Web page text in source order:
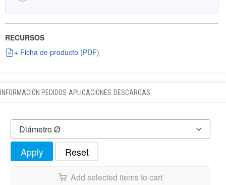
RECURSOS
+ Ficha de producto (PDF)
INFORMACIÓN PEDIDOS APLICACIONES DESCARGAS
Diámetro Ø
Apply Reset
Add selected items to cart